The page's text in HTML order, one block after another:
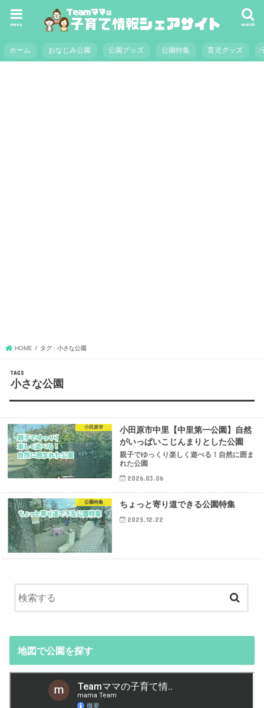
search
menu
ホーム おなじみ公園 公園グッズ 公園特集 育児グッズ
HOME タグ : 小さな公園
小さな公園
小田原市
小田原市中里【中里第一公園】自然
がいっぱいこじんまりとした公園
親子でゆっくり楽しく遊べる！自然に囲ま
れた公園
2026.03.06
公園特集 ちょっと寄り道できる公園特集
2025.12.22
地図で公園を探す